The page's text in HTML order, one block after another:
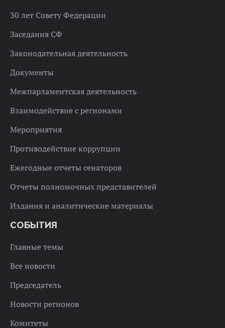
30 лет Совету Федерации
Заседания СФ
Законодательная деятельность
Документы
Межпарламентская деятельность
Взаимодействие с регионами
Мероприятия
Противодействие коррупции
Ежегодные отчеты сенаторов
Отчеты полномочных представителей
Издания и аналитические материалы
СОБЫТИЯ
Главные темы
Все новости
Председатель
Новости регионов
Комитеты